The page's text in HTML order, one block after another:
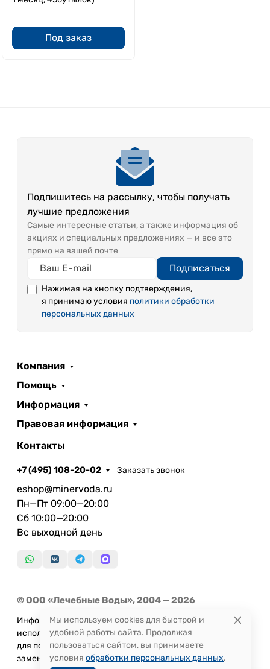
Под заказ
Подпишитесь на рассылку, чтобы получать
лучшие предложения
Самые интересные статьи, а также информация об
акциях и специальных предложениях — и все это
прямо на вашей почте
Подписаться
Нажимая на кнопку подтверждения,
я принимаю условия политики обработки
персональных данных
Компания
Помощь
Информация
Правовая информация
Контакты
+7 (495) 108-20-02 Заказать звонок
eshop@minervoda.ru
Пн—Пт 09:00—20:00
Сб 10:00—20:00
Вс выходной день
© ООО «Лечебные Воды», 2004 — 2026
Информация, представленная на сайте, не может быть
использована
для постановки диагноза или назначения лечения и не
заменяет прием врача.
Мы используем cookies для быстрой и
удобной работы сайта. Продолжая
пользоваться сайтом, вы принимаете
условия обработки персональных данных.